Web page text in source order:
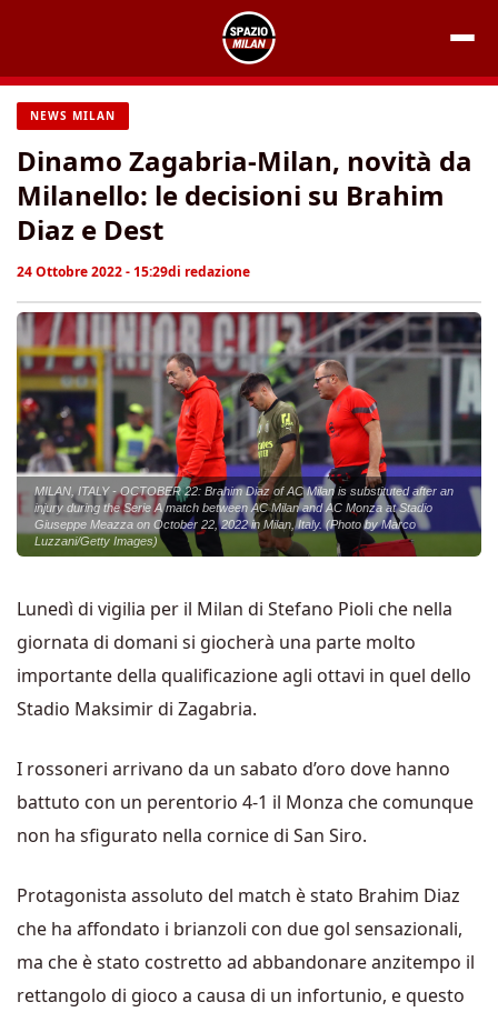
contenuto
NEWS MILAN
Dinamo Zagabria-Milan, novità da
Milanello: le decisioni su Brahim
Diaz e Dest
24 Ottobre 2022 - 15:29di redazione
MILAN, ITALY - OCTOBER 22: Brahim Diaz of AC Milan is substituted after an
injury during the Serie A match between AC Milan and AC Monza at Stadio
Giuseppe Meazza on October 22, 2022 in Milan, Italy. (Photo by Marco
Luzzani/Getty Images)
Lunedì di vigilia per il Milan di Stefano Pioli che nella
giornata di domani si giocherà una parte molto
importante della qualificazione agli ottavi in quel dello
Stadio Maksimir di Zagabria.
I rossoneri arrivano da un sabato d’oro dove hanno
battuto con un perentorio 4-1 il Monza che comunque
non ha sfigurato nella cornice di San Siro.
Protagonista assoluto del match è stato Brahim Diaz
che ha affondato i brianzoli con due gol sensazionali,
ma che è stato costretto ad abbandonare anzitempo il
rettangolo di gioco a causa di un infortunio, e questo